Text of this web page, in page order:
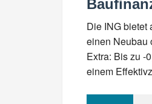
Die ING bietet
einen Neubau
Extra: Bis zu -
einem